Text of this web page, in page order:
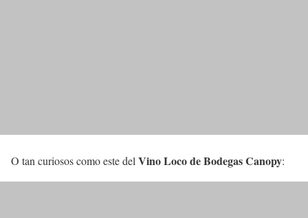
O tan curiosos como este del Vino Loco de Bodegas Canopy: